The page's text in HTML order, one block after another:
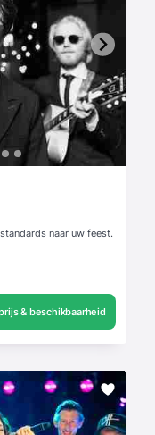
naar uw feest.
& beschikbaarheid